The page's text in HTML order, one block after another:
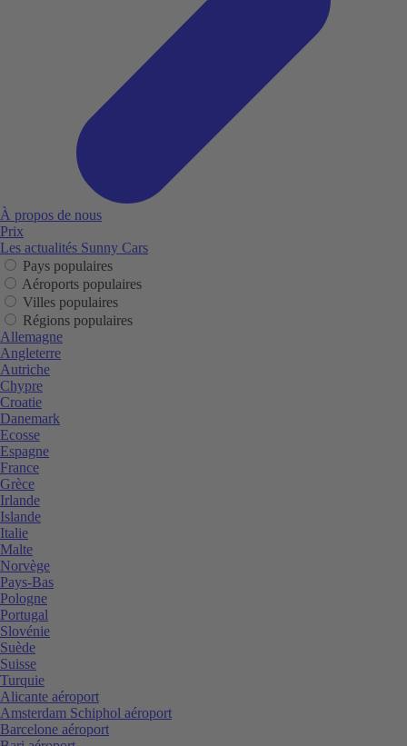
À propos de nous
Prix
Les actualités Sunny Cars
Pays populaires
Aéroports populaires
Villes populaires
Régions populaires
Allemagne
Angleterre
Autriche
Chypre
Croatie
Danemark
Ecosse
Espagne
France
Grèce
Irlande
Islande
Italie
Malte
Norvège
Pays-Bas
Pologne
Portugal
Slovénie
Suède
Suisse
Turquie
Alicante aéroport
Amsterdam Schiphol aéroport
Barcelone aéroport